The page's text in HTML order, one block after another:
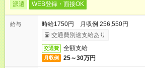
派遣 WEB登録・面接OK
給与
時給1750円 月収例 256,550円
交通費別途支給あり
交通費 全額支給
月収例 25～30万円